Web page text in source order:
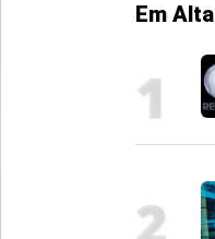
Em Alta